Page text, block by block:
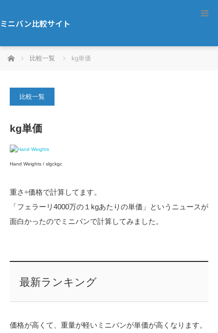
ミニバン比較サイト
ホーム 比較一覧 kg単価
比較一覧
kg単価
Hand Weights / slgckgc
重さ÷価格で計算してます。
「フェラーリ4000万の１kgあたりの単価」というニュースが
面白かったのでミニバンで計算してみました。
最新ランキング
価格が高くて、重量が軽いミニバンが単価が高くなります。